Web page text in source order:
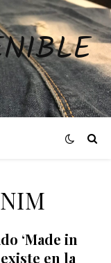
‘Made in
en la